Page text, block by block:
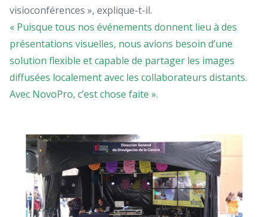
visioconférences », explique-t-il.
« Puisque tous nos événements donnent lieu à des
présentations visuelles, nous avions besoin d’une
solution flexible et capable de partager les images
diffusées localement avec les collaborateurs distants.
Avec NovoPro, c’est chose faite ».